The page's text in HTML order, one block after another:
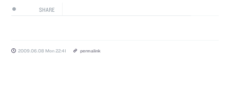
SHARE
2009.06.08 Mon 22:41 permalink